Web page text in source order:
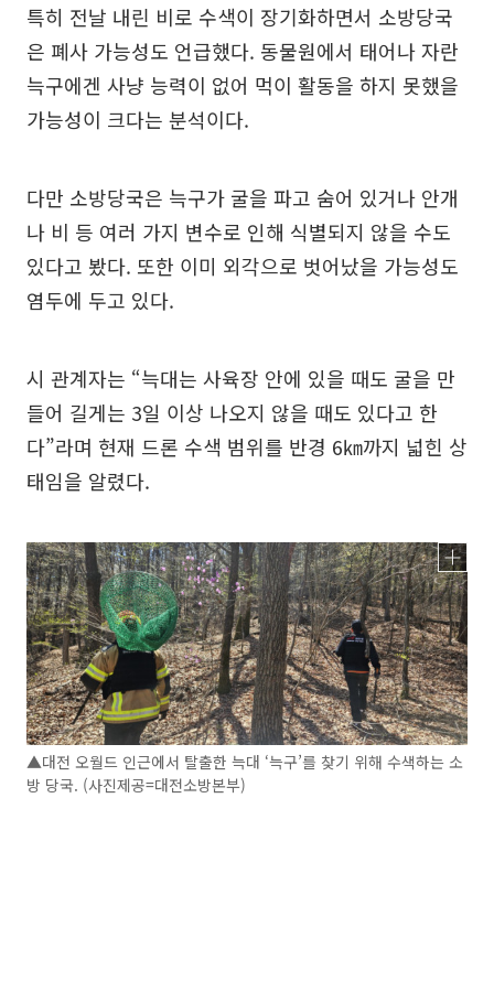
특히 전날 내린 비로 수색이 장기화하면서 소방당국
은 폐사 가능성도 언급했다. 동물원에서 태어나 자란
늑구에겐 사냥 능력이 없어 먹이 활동을 하지 못했을
가능성이 크다는 분석이다.
다만 소방당국은 늑구가 굴을 파고 숨어 있거나 안개
나 비 등 여러 가지 변수로 인해 식별되지 않을 수도
있다고 봤다. 또한 이미 외각으로 벗어났을 가능성도
염두에 두고 있다.
시 관계자는 “늑대는 사육장 안에 있을 때도 굴을 만
들어 길게는 3일 이상 나오지 않을 때도 있다고 한
다”라며 현재 드론 수색 범위를 반경 6㎞까지 넓힌 상
태임을 알렸다.
▲대전 오월드 인근에서 탈출한 늑대 ‘늑구’를 찾기 위해 수색하는 소
방 당국. (사진제공=대전소방본부)